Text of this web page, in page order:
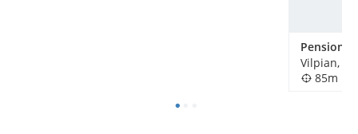
Pension
Vilpian,
85m